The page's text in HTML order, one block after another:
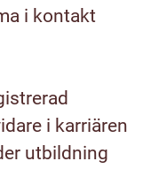
i kontakt
i karriären
utbildning